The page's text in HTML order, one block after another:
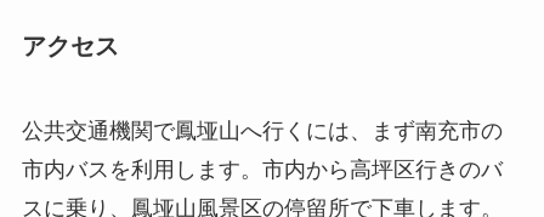
バスは頻繁に運行しているため、アクセスしやす
こともできます。
車でのアクセスも簡単です。南充市の中心部から